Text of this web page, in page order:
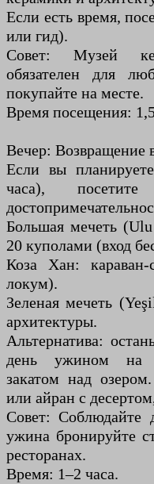
Если есть время,
или гид).
Совет: Музей
обязателен для
покупайте на месте.
Время посещения:
Вечер: Возвращение
Если вы
часа),
Большая мечеть
20 куполами (вход
Коза Хан:
локум).
Зеленая мечеть
архитектуры.
Альтернатива:
день ужином на
закатом над
или айран с
Совет: Соблюдайте
ужина бронируйте
ресторанах.
Время: 1–2 часа.